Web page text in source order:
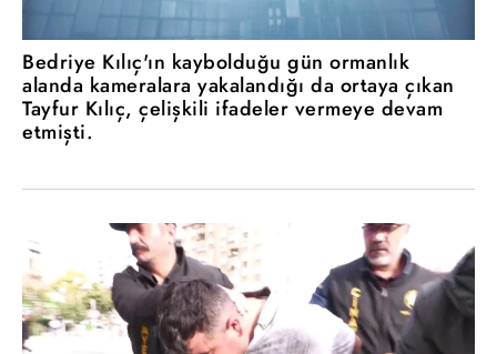
Bedriye Kılıç'ın kaybolduğu gün ormanlık
alanda kameralara yakalandığı da ortaya çıkan
Tayfur Kılıç, çelişkili ifadeler vermeye devam
etmişti.